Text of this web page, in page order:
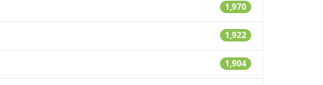
1,970
1,922
1,904